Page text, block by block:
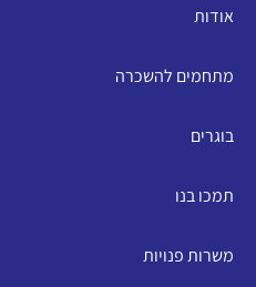
אודות
מתחמים להשכרה
בוגרים
תמכו בנו
משרות פנויות